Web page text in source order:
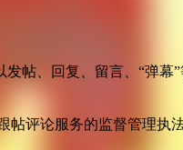
帖、回复、留言、“弹幕
评论服务的监督管理执法